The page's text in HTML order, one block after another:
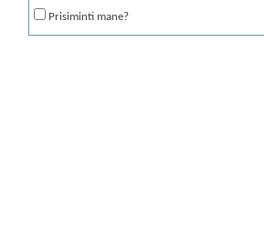
Prisiminti mane?